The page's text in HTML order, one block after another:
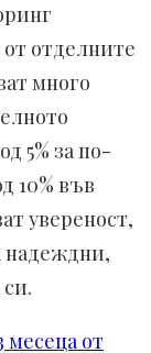
отделните
много
5% за по-
10% във
увереност,
надеждни,
месеца от